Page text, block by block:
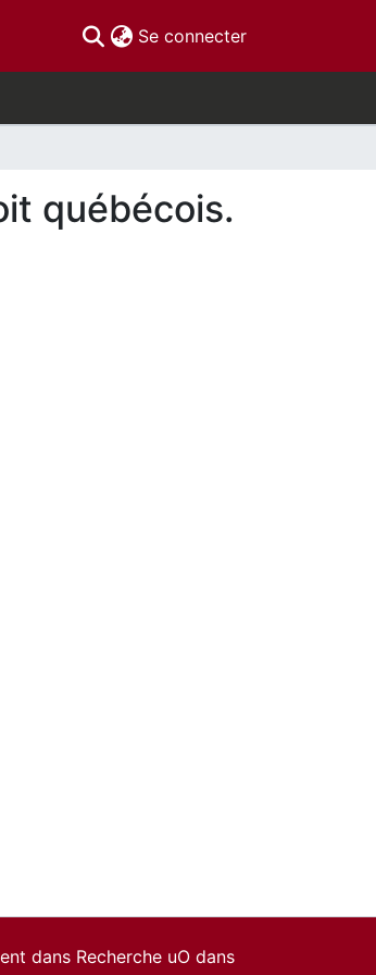
Se connecter(current)
québécois.
dans Recherche uO dans